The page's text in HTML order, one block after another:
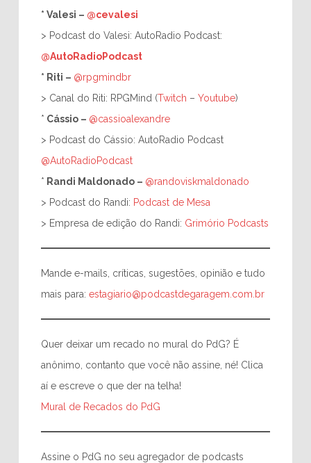
* Valesi – @cevalesi
> Podcast do Valesi: AutoRadio Podcast:
@AutoRadioPodcast
* Riti – @rpgmindbr
> Canal do Riti: RPGMind (Twitch – Youtube)
* Cássio – @cassioalexandre
> Podcast do Cássio: AutoRadio Podcast
@AutoRadioPodcast
* Randi Maldonado – @randoviskmaldonado
> Podcast do Randi: Podcast de Mesa
> Empresa de edição do Randi: Grimório Podcasts
Mande e-mails, críticas, sugestões, opinião e tudo
mais para: estagiario@podcastdegaragem.com.br
Quer deixar um recado no mural do PdG? É
anônimo, contanto que você não assine, né! Clica
aí e escreve o que der na telha!
Mural de Recados do PdG
Assine o PdG no seu agregador de podcasts